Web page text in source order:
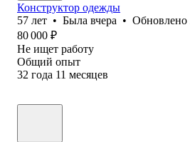
Конструктор одежды
57 лет • Была вчера • Обновлено
80 000 ₽
Не ищет работу
Общий опыт
32 года 11 месяцев